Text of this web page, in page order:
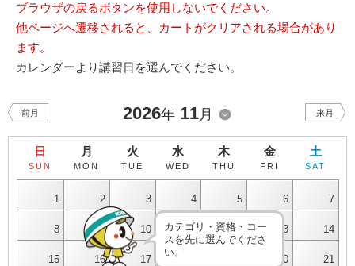
ブラウザの戻るボタンを使用しないでください。
他ページへ遷移されると、カートがクリアされる場合があり
ます。
カレンダーより講習日を選んでください。
前月 2026年 11月 来月
日
SUN
月
MON
火
TUE
水
WED
木
THU
金
FRI
土
SAT
1 2 3 4 5 6 7
8 9 10 11 12 13 14
15 16 17 20 21
カテゴリ・資格・コー
スを先に選んでくださ
い。